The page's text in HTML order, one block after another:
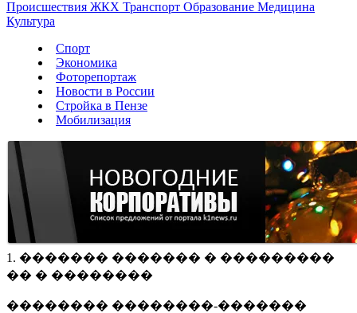
Происшествия ЖКХ Транспорт Образование Медицина
Культура
Спорт
Экономика
Фоторепортаж
Новости в России
Стройка в Пензе
Мобилизация
1. ������� ������� � ���������
�� � ��������
�������� ��������-�������